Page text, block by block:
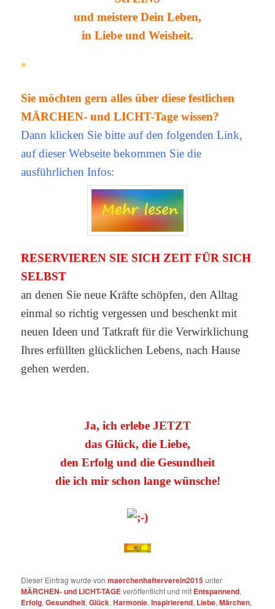
und meistere Dein Leben,
in Liebe und Weisheit.
*
Sie möchten gern alles über diese festlichen
MÄRCHEN- und LICHT-Tage wissen?
Dann klicken Sie bitte auf den folgenden Link,
auf dieser Webseite bekommen Sie die
ausführlichen Infos:
RESERVIEREN SIE SICH ZEIT FÜR SICH
SELBST
an denen Sie neue Kräfte schöpfen, den Alltag
einmal so richtig vergessen und beschenkt mit
neuen Ideen und Tatkraft für die Verwirklichung
Ihres erfüllten glücklichen Lebens, nach Hause
gehen werden.
Ja, ich erlebe JETZT
das Glück, die Liebe,
den Erfolg und die Gesundheit
die ich mir schon lange wünsche!
Dieser Eintrag wurde vonmaerchenhafterverein2015unter
MÄRCHEN- und LICHT-TAGEveröffentlicht und mit Entspannend,
Erfolg,Gesundheit,Glück,Harmonie,Inspirierend, Liebe,Märchen,